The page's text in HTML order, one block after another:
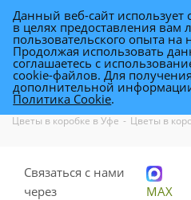
Цветы в коробке
Каталог - Каталог цветов в Уфе
Цветы в коробке в Уфе - Цветы в
Связаться с нами
через
MAX
Данный веб-сайт использует
в целях предоставления вам
пользовательского опыта на
Продолжая использовать
соглашаетесь с
cookie-файлов. Для получения
дополнительной
Политика Cookie.